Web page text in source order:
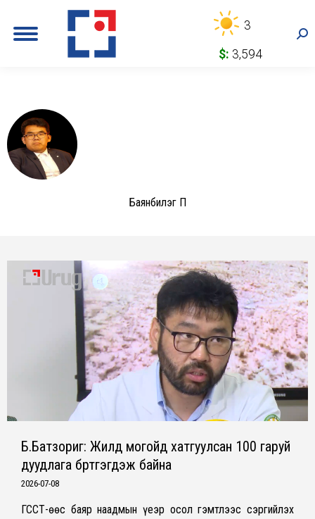
3
$: 3,594
Баянбилэг П
Б.Батзориг: Жилд могойд хатгуулсан 100 гаруй
дуудлага бүртгэгдэж байна
2026-07-08
ГССҮТ-өөс баяр наадмын үеэр осол гэмтлээс сэргийлэх